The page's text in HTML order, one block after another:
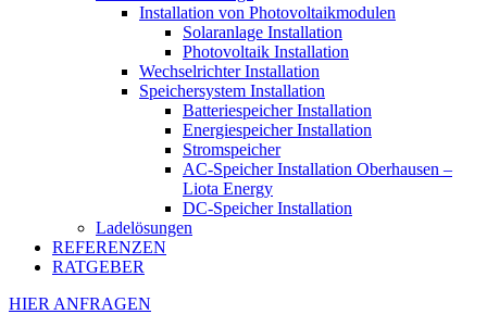
Installation von Photovoltaikmodulen
Solaranlage Installation
Photovoltaik Installation
Wechselrichter Installation
Speichersystem Installation
Batteriespeicher Installation
Energiespeicher Installation
Stromspeicher
AC-Speicher Installation Oberhausen –
Liota Energy
DC-Speicher Installation
Ladelösungen
REFERENZEN
RATGEBER
HIER ANFRAGEN